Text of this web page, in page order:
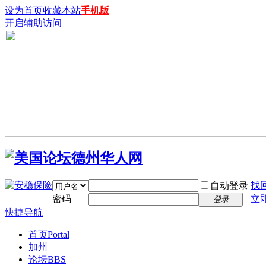
设为首页收藏本站手机版
开启辅助访问
自动登录 找
密码
登录
立
快捷导航
首页Portal
加州
论坛BBS